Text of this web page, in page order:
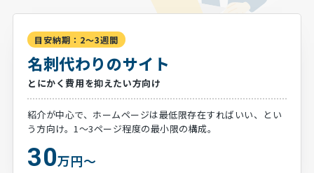
目安納期：2～3週間
名刺代わりのサイト
とにかく費用を抑えたい方向け
紹介が中心で、ホームページは最低限存在すればいい、とい
う方向け。1～3ページ程度の最小限の構成。
30万円～